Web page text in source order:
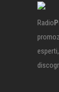
Radio